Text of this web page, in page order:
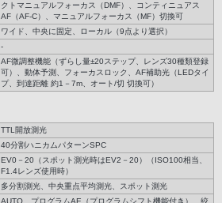
クトマニュアルフォーカス（DMF）、コンティニュアス
AF（AF-C）、マニュアルフォーカス（MF）切換可
ワイド、中央に固定、ローカル（9点より選択）
-
AF微調整機能（ずらし量±20ステップ、レンズ30種類登録
可）、動体予測、フォーカスロック、AF補助光（LEDタイ
プ、到達距離 約1－7m、オート/切 切換可）
TTL開放測光
40分割ハニカムパターンSPC
EV0－20（スポット測光時はEV2－20）（ISO100相当、
F1.4レンズ使用時）
多分割測光、中央重点平均測光、スポット測光
AUTO、プログラムAE（プログラムシフト機能付き）、絞